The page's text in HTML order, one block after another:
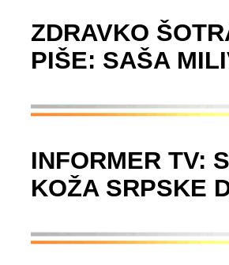
ZDRAVKO
PIŠE: SAŠA
INFORMER TV:
KOŽA SRPSKE